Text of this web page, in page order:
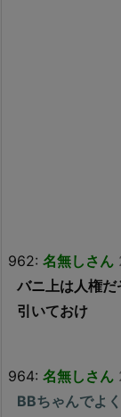
962: 名無しさん
バニ上は人権だ
引いておけ
964: 名無しさん
BBちゃんでよ